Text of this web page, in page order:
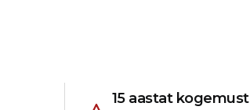
15 aastat kogemust